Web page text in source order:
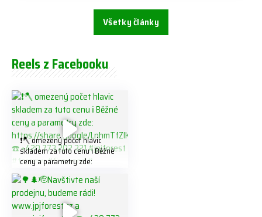
Všetky články
Reels z Facebooku
❗️🪓 omezený počet hlavic
skladem za tuto cenu ℹ️ Běžné
ceny a parametry zde:
https://share.google/LnhmTfZl
K8W5t7i6o ☎️ +420 773 202
321 #jpjforest #forsmw
#firewood #